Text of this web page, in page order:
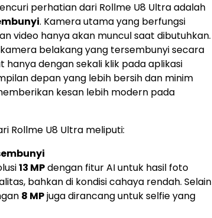
perhatian dari Rollme U8 Ultra adalah
. Kamera utama yang berfungsi
video hanya akan muncul saat dibutuhkan.
belakang yang tersembunyi secara
dengan sekali klik pada aplikasi
depan yang lebih bersih dan minim
kesan lebih modern pada
Rollme U8 Ultra meliputi:
13 MPdengan fitur AI untuk hasil foto
bahkan di kondisi cahaya rendah. Selain
8 MPjuga dirancang untuk selfie yang